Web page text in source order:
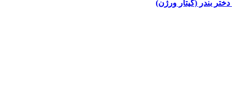
دختر بندر (گیتار ورژن)